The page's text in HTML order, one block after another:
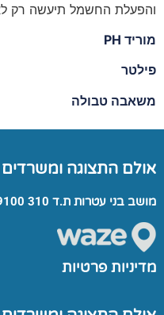
והפעלת החשמל תיעשה רק
מוריד PH
פילטר
משאבה טבולה
אולם התצוגה ומשרדים
מושב בני עטרות ת.ד 310 6099100 ישראל
מדיניות פרטיות